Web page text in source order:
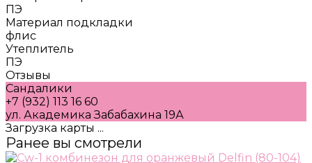
ПЭ
Материал подкладки
флис
Утеплитель
ПЭ
Отзывы
Сандалики
+7 (932) 113 16 60
ул. Академика Забабахина 19А
Загрузка карты ...
Ранее вы смотрели